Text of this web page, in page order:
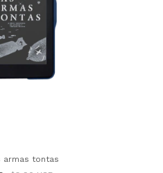
armas tontas